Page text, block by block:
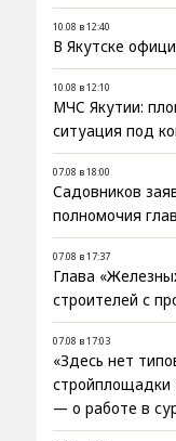
10.08 в 12:40
В Якутске
10.08 в 12:10
МЧС Якутии:
ситуация под
07.08 в 18:00
Садовников
полномочия
07.08 в 17:37
Глава
строителей с
07.08 в 17:03
«Здесь нет
стройплощадки
— о работе в